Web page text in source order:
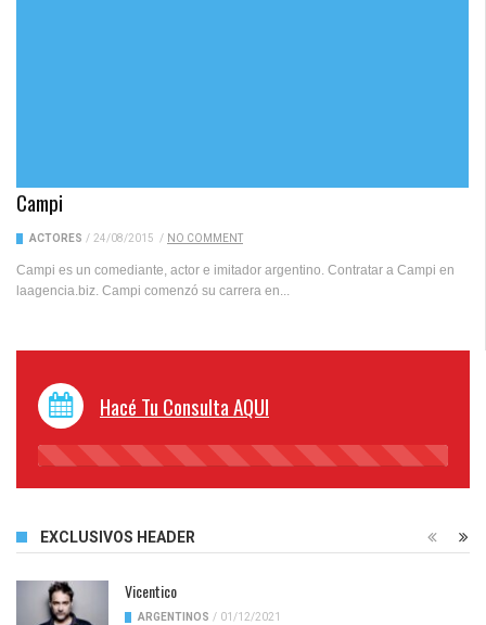
Campi
ACTORES / 24/08/2015 / NO COMMENT
Campi es un comediante, actor e imitador argentino. Contratar a Campi en
laagencia.biz. Campi comenzó su carrera en...
Hacé Tu Consulta AQUI
45%
EXCLUSIVOS HEADER
Vicentico
ARGENTINOS / 01/12/2021